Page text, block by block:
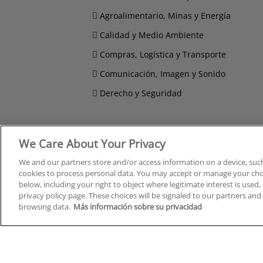
Agroalimentario, Minas y Energía
Calidad y Medio Ambiente
Compras, Logística y Transporte
Comunicación, Imagen y Sonido
Derecho y Seguridad
Cursos en Albacete
Cursos en Alicante
Cursos en Almería
Cursos en Araba/Álava
Cursos en Badajoz
We Care About Your Privacy
We and our partners store and/or access information on a device,
cookies to process personal data. You may accept or manage your
below, including your right to object where legitimate interest is
privacy policy page. These choices will be signaled to our partners
browsing data. Más información sobre su privacidad